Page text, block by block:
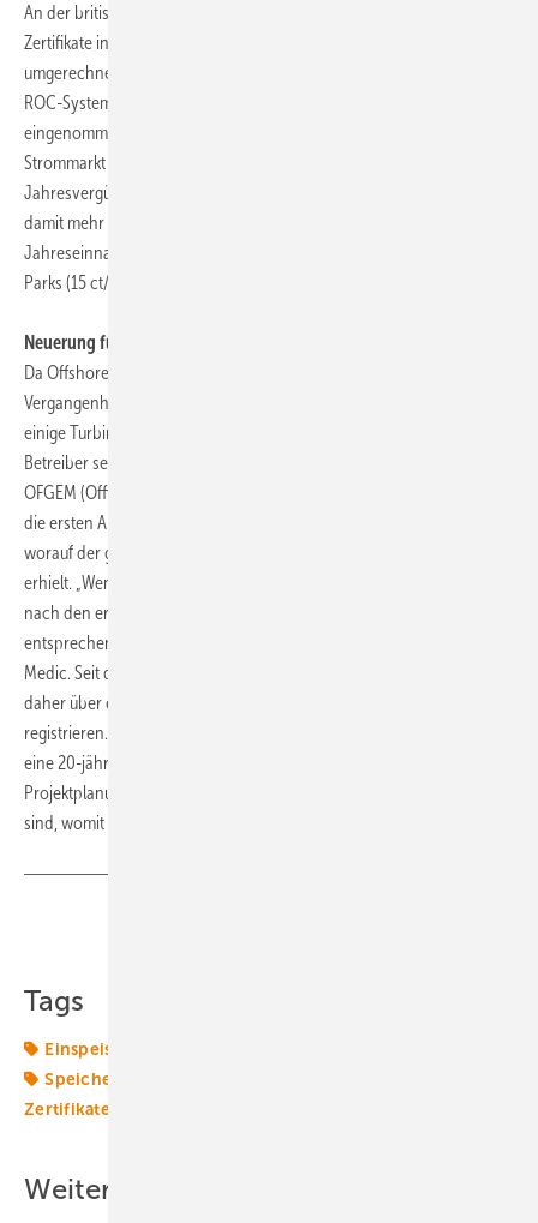
An der britischen Auktionsbörse e-ROC betrug der Stückpreis der
Zertifikate in den letzten drei Quartalen 2010 durchschnittlich
umgerechnet 55 Euro. Der Windpark Alpha Ventus hätte nach dem
ROC-System bei 220 GWh jährlich rund 24 Millionen Euro
eingenommen. Hinzu käme der Verkauf des erzeugten Stroms auf dem
Strommarkt für umgerechnet 43 Euro pro MWh. Die Summe der
Jahresvergütung für Alpha Ventus nach britischem Modell beträge
damit mehr als 33 Millionen Euro. Das deckt sich mit den
Jahreseinnahmen aus der aktuellen EEG-Förderung für Offshore-
Parks (15 ct/kWh) der Bundesrepublik.
Neuerung für Offshore-Projekte
Da Offshore-Projekte häufig lange Bauphasen haben, kam es in der
Vergangenheit vor, dass sich die 20-jährige Vergütungsdauer für
einige Turbinen stark verkürzt hat. Um ROCs zu erhalten, musste ein
Betreiber seinen Windpark zunächst bei der Regulierungsbehörde
OFGEM (Office of Gas and Electricity Markets) akkreditieren. Waren
die ersten Anlagen am Netz, konnte der Betreiber sie registrieren,
worauf der ganze Windpark Zertifikate für den produzierten Strom
erhielt. „Wenn die letzten Anlagen großer Projekte aber erst drei Jahre
nach den ersten ans Netz gingen, verkürzte sich deren Vergütungszeit
entsprechend um drei Jahre“, sagt RenewableUK-Sprecher Nick
Medic. Seit dem 31. März dürfen Projektierer ihre Offshore-Parks
daher über eine Zeit von fünf Jahren in bis zu fünf Phasen
registrieren. So erhält jeder fertige Bauabschnitt ab Inbetriebnahme
eine 20-jährige Förderung. „Das ist wesentlich besser für die
Projektplanung, insbesondere, weil die neuen Parks weitaus größer
sind, womit sich auch die Bauzeiten verlängern“, urteilt Medic.
Tags
Einspeisetarif
Speicher
Zertifikate
Weitere Inhalte